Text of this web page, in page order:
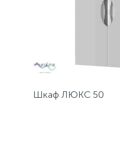
Шкаф ЛЮКС 50